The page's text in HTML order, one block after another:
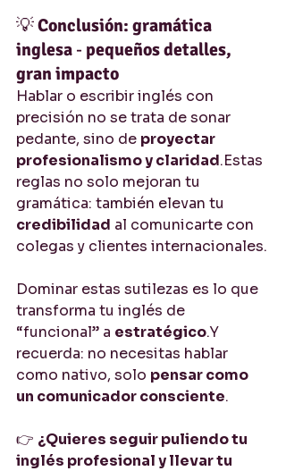
💡 Conclusión: gramática
inglesa - pequeños detalles,
gran impacto
Hablar o escribir inglés con
precisión no se trata de sonar
pedante, sino de proyectar
profesionalismo y claridad.Estas
reglas no solo mejoran tu
gramática: también elevan tu
credibilidad al comunicarte con
colegas y clientes internacionales.
Dominar estas sutilezas es lo que
transforma tu inglés de
“funcional” a estratégico.Y
recuerda: no necesitas hablar
como nativo, solo pensar como
un comunicador consciente.
👉 ¿Quieres seguir puliendo tu
inglés profesional y llevar tu